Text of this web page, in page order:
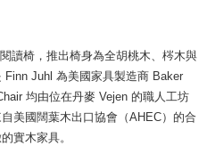
讀椅，推出椅身為全胡桃木、梣木與
Juhl 為美國家具製造商 Baker
均由位在丹麥 Vejen 的職人工坊
美國闊葉木出口協會（AHEC）的合
實木家具。